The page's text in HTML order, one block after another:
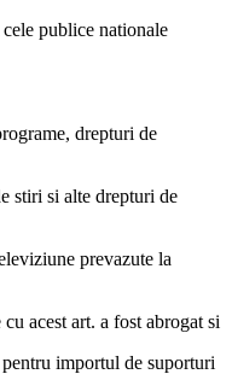
publice nationale
drepturi de
stiri si alte drepturi de
prevazute la
acest art. a fost abrogat si
importul de suporturi